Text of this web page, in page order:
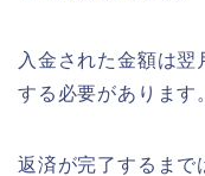
入金された金額は
する必要があります
返済が完了するまで